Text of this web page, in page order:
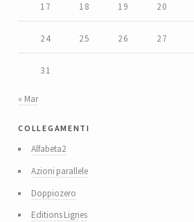
17 18 19 20
24 25 26 27
31
« Mar
collegamenti
Alfabeta2
Azioni parallele
Doppiozero
Editions Lignes